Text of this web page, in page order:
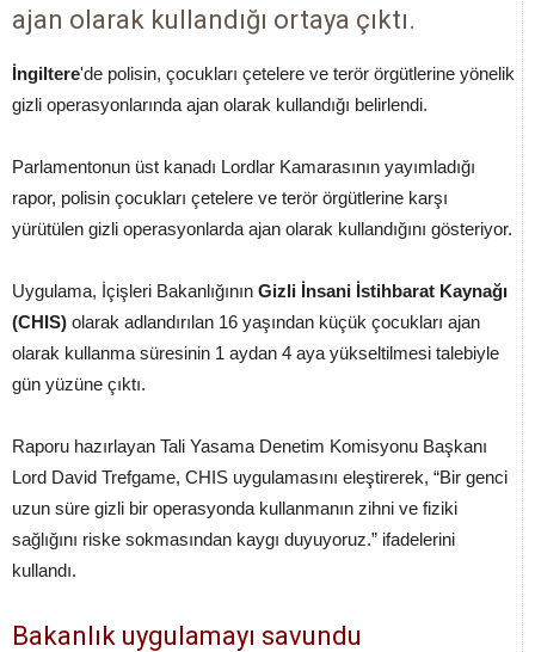
ajan olarak kullandığı ortaya çıktı.
İngiltere'de polisin, çocukları çetelere ve terör örgütlerine yönelik
gizli operasyonlarında ajan olarak kullandığı belirlendi.
Parlamentonun üst kanadı Lordlar Kamarasının yayımladığı
rapor, polisin çocukları çetelere ve terör örgütlerine karşı
yürütülen gizli operasyonlarda ajan olarak kullandığını gösteriyor.
Uygulama, İçişleri Bakanlığının Gizli İnsani İstihbarat Kaynağı
(CHIS) olarak adlandırılan 16 yaşından küçük çocukları ajan
olarak kullanma süresinin 1 aydan 4 aya yükseltilmesi talebiyle
gün yüzüne çıktı.
Raporu hazırlayan Tali Yasama Denetim Komisyonu Başkanı
Lord David Trefgame, CHIS uygulamasını eleştirerek, “Bir genci
uzun süre gizli bir operasyonda kullanmanın zihni ve fiziki
sağlığını riske sokmasından kaygı duyuyoruz.” ifadelerini
kullandı.
Bakanlık uygulamayı savundu